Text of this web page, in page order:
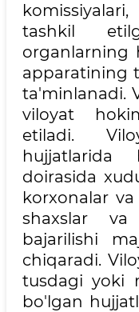
tashkil
organlarning
apparatining
ta'minlanadi.
viloyat
etiladi.
hujjatlarida
doirasida
korxonalar
shaxslar va
bajarilishi
chiqaradi.
tusdagi yoki
bo'lgan